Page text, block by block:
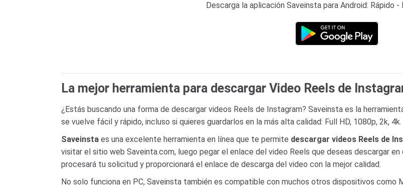
Descarga la aplicación Saveinsta para Android: Rápido
La mejor herramienta para descargar Video Reels de
¿Estás buscando una forma de descargar videos Reels de Instagram? Saveinsta es la
se vuelve fácil y rápido, incluso si quieres guardarlos en la más alta calidad: Full HD, 1080p, 2k, 4k.
Saveinsta es una excelente herramienta en línea que te permite descargar videos Reels de
visitar el sitio web Saveinta.com, luego pegar el enlace del video Reels que deseas descargar
procesará tu solicitud y proporcionará el enlace de descarga del video con la mejor calidad.
No solo funciona en PC, Saveinsta también es compatible con muchos otros dispositivos como